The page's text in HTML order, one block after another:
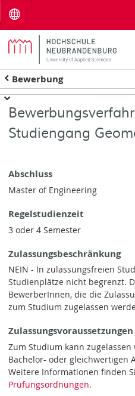
Bewerbung
Studiengang
Abschluss
Master of Engineering
Regelstudienzeit
3 oder 4 Semester
Zulassungsbeschränkung
NEIN - In zulassungsfreien
Studienplätze nicht begrenzt.
BewerberInnen, die die
zum Studium zugelassen
Zulassungsvoraussetzungen
Zum Studium kann
Bachelor- oder gleichwertigen
Weitere Informationen finden
Prüfungsordnungen.